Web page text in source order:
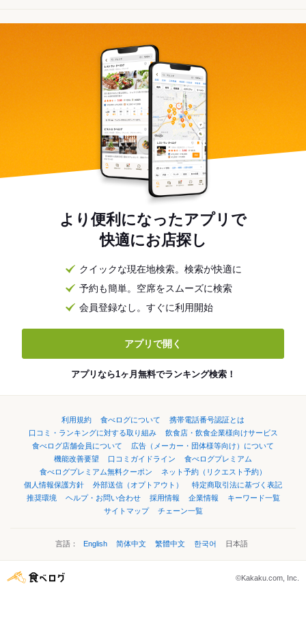
より便利になったアプリで
快適にお店探し
クイックな現在地検索。検索が快適に
予約も簡単。空席をスムーズに検索
会員登録なし。すぐに利用開始
アプリで開く
アプリなら1ヶ月無料でランキング検索！
利用規約 食べログについて
携帯電話番号認証とは
口コミ・ランキングに対する取り組み
飲食店・飲食企業様向けサービス
食べログ店舗会員について
広告（メーカー・団体様等向け）について
機能改善要望
口コミガイドライン
食べログプレミアム
食べログプレミアム無料クーポン
ネット予約（リクエスト予約）
個人情報保護方針
外部送信（オプトアウト）
特定商取引法に基づく表記
推奨環境
ヘルプ・お問い合わせ 採用情報 企業情報
キーワード一覧
サイトマップ
チェーン一覧
言語： English 简体中文 繁體中文 한국어 日本語
©Kakaku.com, Inc.